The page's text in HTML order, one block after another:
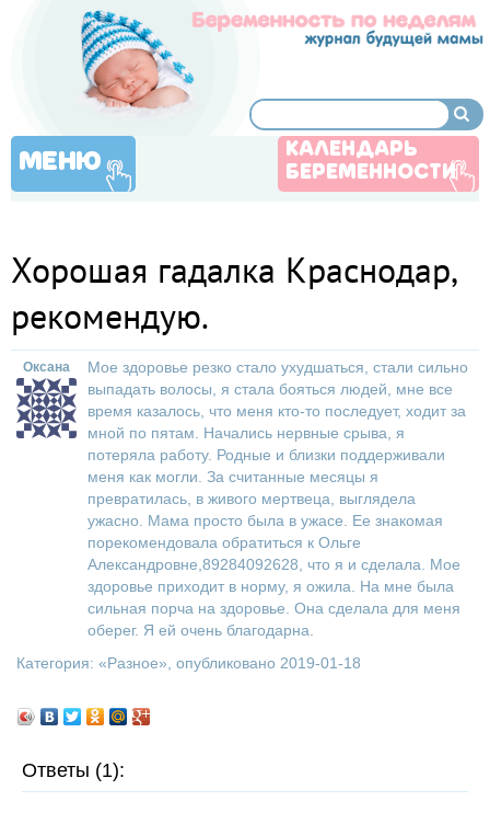
МЕНЮ
КАЛЕНДАРЬ
БЕРЕМЕННОСТИ
Хорошая гадалка Краснодар,
рекомендую.
Оксана
Мое здоровье резко стало ухудшаться, стали сильно
выпадать волосы, я стала бояться людей, мне все
время казалось, что меня кто-то последует, ходит за
мной по пятам. Начались нервные срыва, я
потеряла работу. Родные и близки поддерживали
меня как могли. За считанные месяцы я
превратилась, в живого мертвеца, выглядела
ужасно. Мама просто была в ужасе. Ее знакомая
порекомендовала обратиться к Ольге
Александровне,89284092628, что я и сделала. Мое
здоровье приходит в норму, я ожила. На мне была
сильная порча на здоровье. Она сделала для меня
оберег. Я ей очень благодарна.
Категория: «Разное», опубликовано 2019-01-18
Ответы (1):